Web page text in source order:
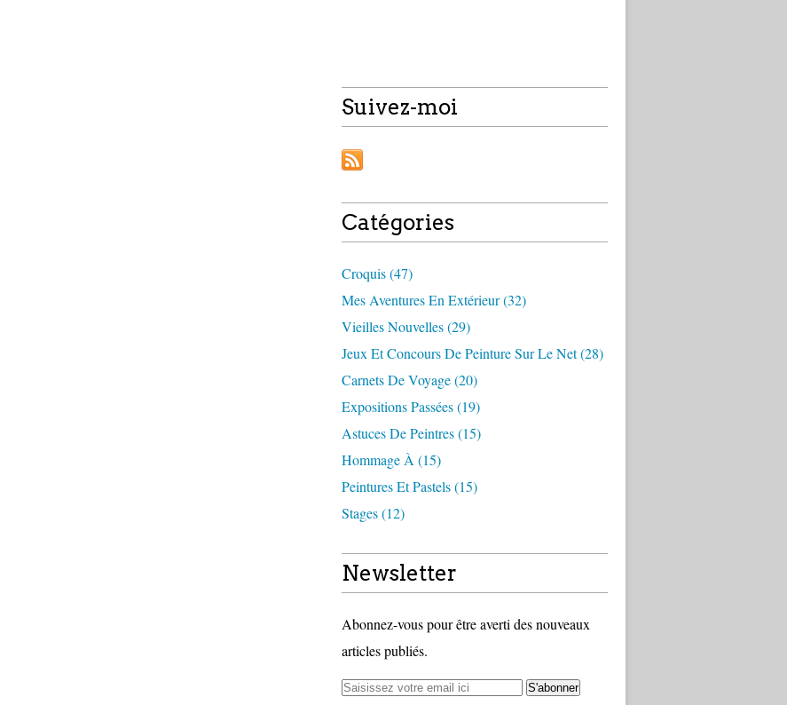
Suivez-moi
Catégories
Croquis (47)
Mes Aventures En Extérieur (32)
Vieilles Nouvelles (29)
Jeux Et Concours De Peinture Sur Le Net (28)
Carnets De Voyage (20)
Expositions Passées (19)
Astuces De Peintres (15)
Hommage À (15)
Peintures Et Pastels (15)
Stages (12)
Newsletter
Abonnez-vous pour être averti des nouveaux
articles publiés.